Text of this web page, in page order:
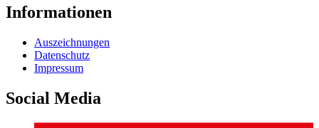
Informationen
Auszeichnungen
Datenschutz
Impressum
Social Media